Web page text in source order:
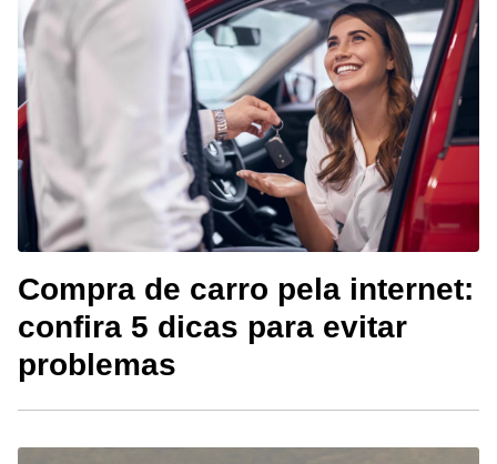
Compra de carro pela internet:
confira 5 dicas para evitar
problemas